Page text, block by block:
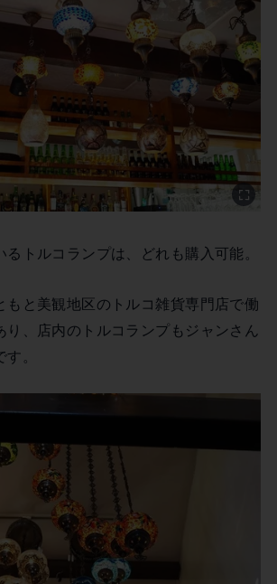
るトルコランプは、どれも購入可能。
もと美観地区のトルコ雑貨専門店で働
り、店内のトルコランプもジャンさん
。